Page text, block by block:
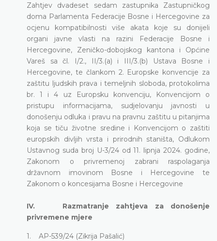
Zahtjev dvadeset sedam zastupnika Zastupničkog
doma Parlamenta Federacije Bosne i Hercegovine za
ocjenu kompatibilnosti više akata koje su donijeli
organi javne vlasti na razini Federacije Bosne i
Hercegovine, Zeničko-dobojskog kantona i Općine
Vareš sa čl. I/2., II/3.(a) i III/3.(b) Ustava Bosne i
Hercegovine, te člankom 2. Europske konvencije za
zaštitu ljudskih prava i temeljnih sloboda, protokolima
br. 1 i 4 uz Europsku konvenciju, Konvencijom o
pristupu informacijama, sudjelovanju javnosti u
donošenju odluka i pravu na pravnu zaštitu u pitanjima
koja se tiču životne sredine i Konvencijom o zaštiti
europskih divljih vrsta i prirodnih staništa, Odlukom
Ustavnog suda broj U-3/24 od 11. lipnja 2024. godine,
Zakonom o privremenoj zabrani raspolaganja
državnom imovinom Bosne i Hercegovine te
Zakonom o koncesijama Bosne i Hercegovine
IV. Razmatranje zahtjeva za donošenje
privremene mjere
1. AP-539/24 (Zikrija Pašalić)